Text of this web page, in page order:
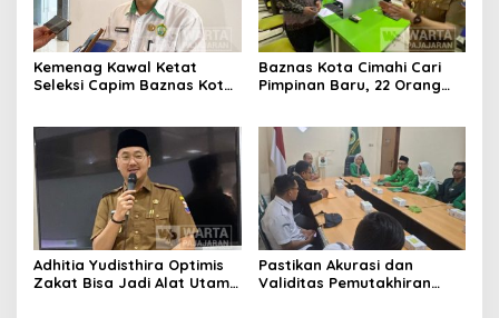
Kemenag Kawal Ketat
Seleksi Capim Baznas Kota
Berintegritas
Baznas Kota Cimahi Cari
Pimpinan Baru, 22 Orang
Adhitia Yudisthira Optimis
Zakat Bisa Jadi Alat Utama
Pastikan Akurasi dan
Validitas Pemutakhiran